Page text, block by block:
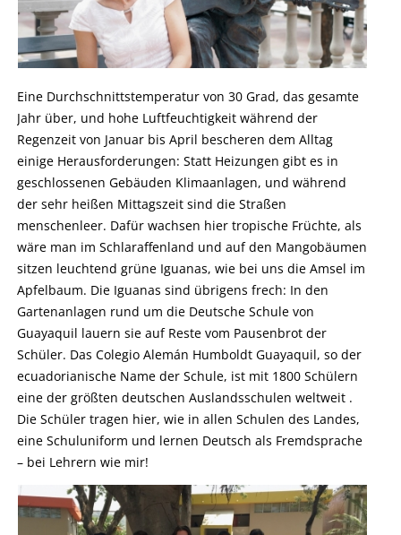
Eine Durchschnittstemperatur von 30 Grad, das gesamte
Jahr über, und hohe Luftfeuchtigkeit während der
Regenzeit von Januar bis April bescheren dem Alltag
einige Herausforderungen: Statt Heizungen gibt es in
geschlossenen Gebäuden Klimaanlagen, und während
der sehr heißen Mittagszeit sind die Straßen
menschenleer. Dafür wachsen hier tropische Früchte, als
wäre man im Schlaraffenland und auf den Mangobäumen
sitzen leuchtend grüne Iguanas, wie bei uns die Amsel im
Apfelbaum. Die Iguanas sind übrigens frech: In den
Gartenanlagen rund um die Deutsche Schule von
Guayaquil lauern sie auf Reste vom Pausenbrot der
Schüler. Das Colegio Alemán Humboldt Guayaquil, so der
ecuadorianische Name der Schule, ist mit 1800 Schülern
eine der größten deutschen Auslandsschulen weltweit .
Die Schüler tragen hier, wie in allen Schulen des Landes,
eine Schuluniform und lernen Deutsch als Fremdsprache
– bei Lehrern wie mir!